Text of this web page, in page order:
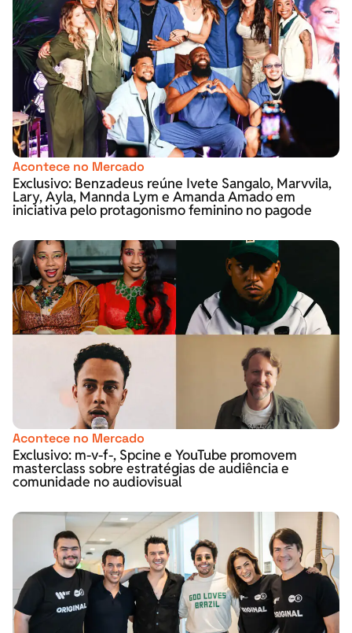
Acontece no Mercado
Exclusivo: Benzadeus reúne Ivete Sangalo, Marvvila,
Lary, Ayla, Mannda Lym e Amanda Amado em
iniciativa pelo protagonismo feminino no pagode
Acontece no Mercado
Exclusivo: m-v-f-, Spcine e YouTube promovem
masterclass sobre estratégias de audiência e
comunidade no audiovisual